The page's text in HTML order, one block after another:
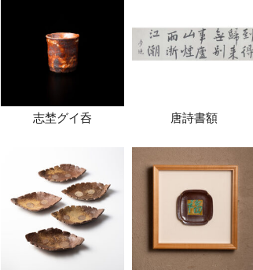
志埜グイ呑 唐詩書額